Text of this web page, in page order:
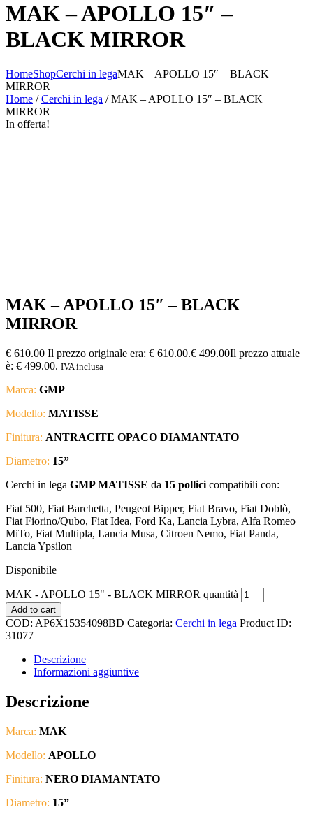
MAK – APOLLO 15″ –
BLACK MIRROR
HomeShopCerchi in legaMAK – APOLLO 15″ – BLACK
MIRROR
Home /Cerchi in lega / MAK – APOLLO 15″ – BLACK
MIRROR
In offerta!
MAK – APOLLO 15″ – BLACK
MIRROR
€610.00 Il prezzo originale era: € 610.00.€ 499.00Il prezzo attuale
è: € 499.00. IVA inclusa
Marca: GMP
Modello: MATISSE
Finitura: ANTRACITE OPACO DIAMANTATO
Diametro: 15”
Cerchi in lega GMP MATISSE da 15 pollici compatibili con:
Fiat 500, Fiat Barchetta, Peugeot Bipper, Fiat Bravo, Fiat Doblò,
Fiat Fiorino/Qubo, Fiat Idea, Ford Ka, Lancia Lybra, Alfa Romeo
MiTo, Fiat Multipla, Lancia Musa, Citroen Nemo, Fiat Panda,
Lancia Ypsilon
Disponibile
MAK - APOLLO 15" - BLACK MIRROR quantità
Add to cart
COD: AP6X15354098BD Categoria: Cerchi in lega Product ID:
31077
Descrizione
Informazioni aggiuntive
Descrizione
Marca: MAK
Modello: APOLLO
Finitura: NERO DIAMANTATO
Diametro: 15”